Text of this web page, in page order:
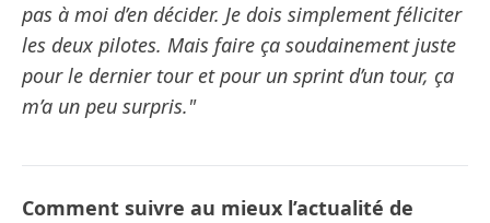
pas à moi d’en décider. Je dois simplement féliciter
les deux pilotes. Mais faire ça soudainement juste
pour le dernier tour et pour un sprint d’un tour, ça
m’a un peu surpris."
Comment suivre au mieux l’actualité de